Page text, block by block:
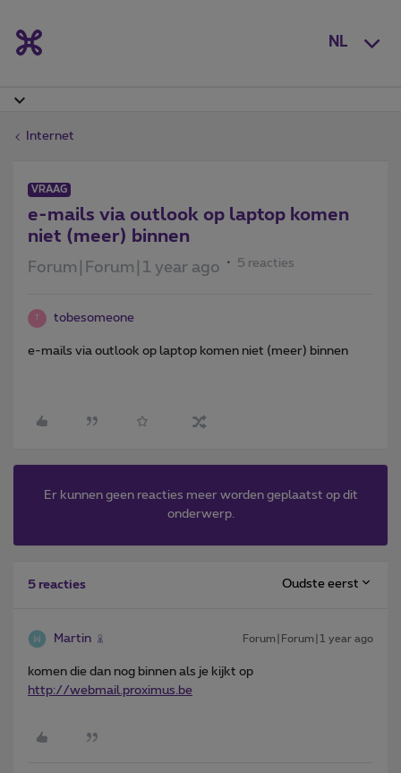
NL
Internet
VRAAG
e-mails via outlook op laptop komen
niet (meer) binnen
Forum|Forum|1 year ago 5 reacties
tobesomeone
e-mails via outlook op laptop komen niet (meer) binnen
Er kunnen geen reacties meer worden geplaatst op dit
onderwerp.
5 reacties Oudste eerst
Martin Forum|Forum|1 year ago
komen die dan nog binnen als je kijkt op
http://webmail.proximus.be